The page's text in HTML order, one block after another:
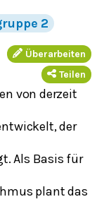
2
Überarbeiten
Teilen
von derzeit
der
Als Basis für
plant das